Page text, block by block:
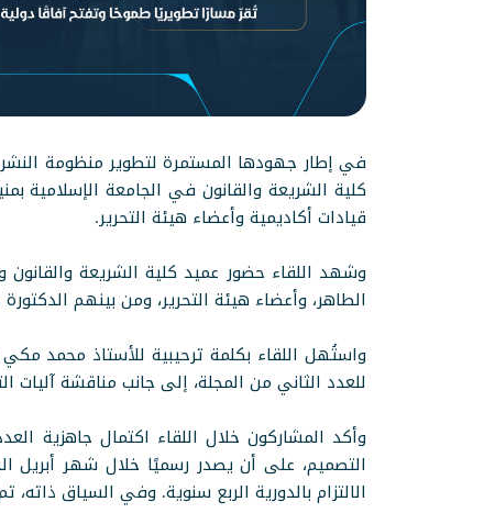
في إطار جهودها المستمرة لتطوير منظومة النشر
قيادات أكاديمية وأعضاء هيئة التحرير.
وشهد اللقاء حضور عميد كلية الشريعة والقانون
الطاهر، وأعضاء هيئة التحرير، ومن بينهم
واستُهل اللقاء بكلمة ترحيبية للأستاذ محمد
للعدد الثاني من المجلة، إلى جانب مناقشة آليات
وأكد المشاركون خلال اللقاء اكتمال جاهزية
الالتزام بالدورية الربع سنوية. وفي السياق